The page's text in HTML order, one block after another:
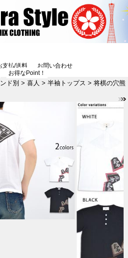
支払/送料
お問い合わせ
お得なPoint！
ド別 > 喜人 > 半袖トップス > 将棋の穴熊